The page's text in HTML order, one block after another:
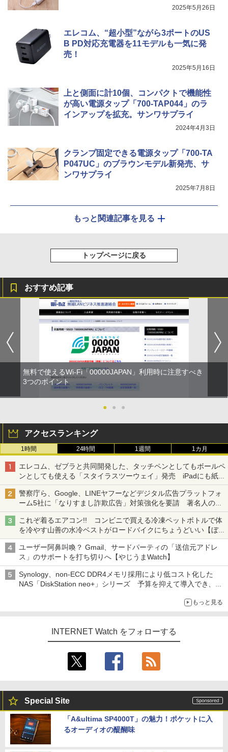
2025年5月26日
エレコム、“超小型”ながら3ポートのUS
B PD対応充電器を11モデルも一気に発
売！
2025年5月16日
上と側面に計10個、コンパクトで機能性
が高い電源タップ「700-TAP044」のラ
インアップを拡充。サンワサプライ
2024年4月3日
クランプ固定できる電源タップ「700-TA
P047UC」のブラウンモデル新発売、サ
ンワサプライ
2025年7月8日
もっと関連記事を見る
トップページに戻る
おすすめ記事
無料で使えるWi-Fi「00000JAPAN」利用時に注意すべき
3つのポイント
● ● ●
アクセスランキング
1時間 24時間 1週間 1カ月
エレコム、ゼブラと共同開発した、タッチペンとしてもボールペ
ンとしても使える「スタイラスツーウェイ」発売 iPadにも紙に
も、持ち替えずに書き込める
警察庁ら、Google、LINEヤフーなどデジタル広告プラットフォ
ーム5社に「なりすまし詐欺広告」対策強化を要請 著名人の写
真や映像を使った投資詐欺などへの対策として
これぞ着るエアコン!! コンビニで買える冷凍ペットボトルで体
を冷やす山善の水冷ベストがロードバイクにちょうどいい【ぼっ
ち・ざ・ろーど！その14】【空いた時間でなにしてる？】
ユーザー阿鼻叫喚？ Gmail、サードパーティの「送信元アドレ
ス」のサポートを打ち切りへ【やじうまWatch】
Synology、non-ECC DDR4メモリ採用により低コスト化した
NAS「DiskStation neo+」シリーズ 予算を抑えて導入でき、
もっと見る
INTERNET Watch をフォローする
Special Site
「A&ultima SP4000T」の魅力！ポケットに入
るオーディオの醍醐味